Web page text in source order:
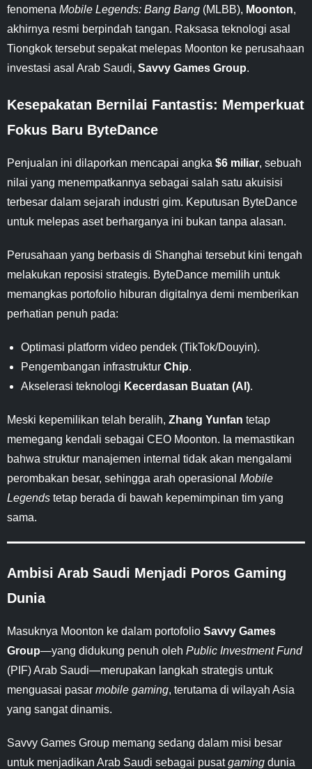
fenomena Mobile Legends: Bang Bang (MLBB), Moonton,
akhirnya resmi berpindah tangan. Raksasa teknologi asal
Tiongkok tersebut sepakat melepas Moonton ke perusahaan
investasi asal Arab Saudi, Savvy Games Group.
Kesepakatan Bernilai Fantastis: Memperkuat
Fokus Baru ByteDance
Penjualan ini dilaporkan mencapai angka $6 miliar, sebuah
nilai yang menempatkannya sebagai salah satu akuisisi
terbesar dalam sejarah industri gim. Keputusan ByteDance
untuk melepas aset berharganya ini bukan tanpa alasan.
Perusahaan yang berbasis di Shanghai tersebut kini tengah
melakukan reposisi strategis. ByteDance memilih untuk
memangkas portofolio hiburan digitalnya demi memberikan
perhatian penuh pada:
Optimasi platform video pendek (TikTok/Douyin).
Pengembangan infrastruktur Chip.
Akselerasi teknologi Kecerdasan Buatan (AI).
Meski kepemilikan telah beralih, Zhang Yunfan tetap
memegang kendali sebagai CEO Moonton. Ia memastikan
bahwa struktur manajemen internal tidak akan mengalami
perombakan besar, sehingga arah operasional Mobile
Legends tetap berada di bawah kepemimpinan tim yang
sama.
Ambisi Arab Saudi Menjadi Poros Gaming
Dunia
Masuknya Moonton ke dalam portofolio Savvy Games
Group—yang didukung penuh oleh Public Investment Fund
(PIF) Arab Saudi—merupakan langkah strategis untuk
menguasai pasar mobile gaming, terutama di wilayah Asia
yang sangat dinamis.
Savvy Games Group memang sedang dalam misi besar
untuk menjadikan Arab Saudi sebagai pusatgaming dunia